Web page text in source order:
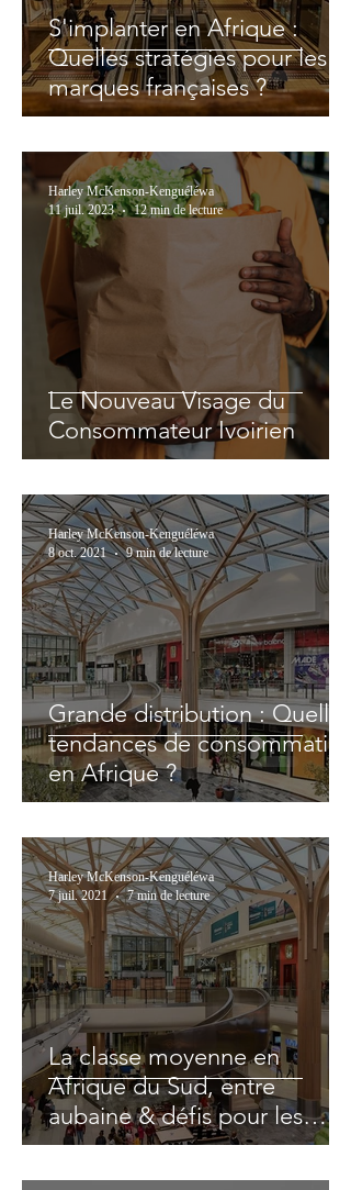
S'implanter en Afrique :
Quelles stratégies pour les
marques françaises ?
Le Nouveau Visage du
Consommateur Ivoirien
Harley McKenson-Kenguéléwa
11 juil. 2023
12 min de lecture
Grande distribution : Quelles
tendances de consommation
en Afrique ?
Harley McKenson-Kenguéléwa
8 oct. 2021
9 min de lecture
La classe moyenne en
Afrique du Sud, entre
aubaine & défis pour les
PME françaises
Harley McKenson-Kenguéléwa
7 juil. 2021
7 min de lecture